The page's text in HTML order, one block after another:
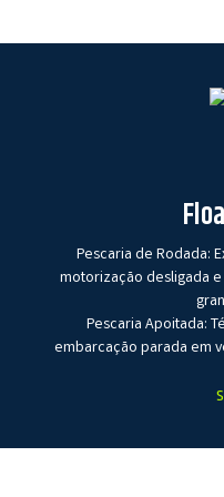
Pescaria de Rodada:
motorização desligada
Pescaria Apoitada:
embarcação parada em